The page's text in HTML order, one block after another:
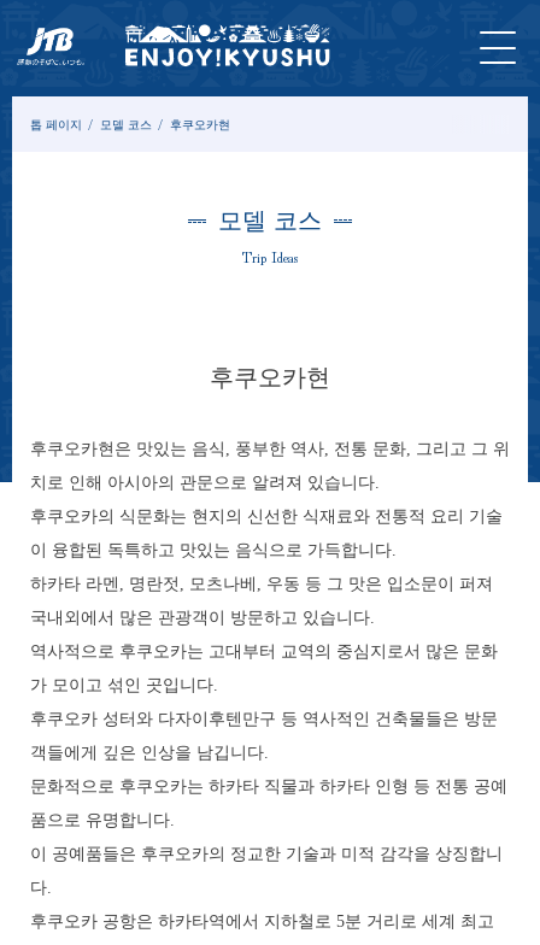
톱 페이지 모델 코스 후쿠오카현
모델 코스
Trip Ideas
후쿠오카현
후쿠오카현은 맛있는 음식, 풍부한 역사, 전통 문화, 그리고 그 위
치로 인해 아시아의 관문으로 알려져 있습니다.
후쿠오카의 식문화는 현지의 신선한 식재료와 전통적 요리 기술
이 융합된 독특하고 맛있는 음식으로 가득합니다.
하카타 라멘, 명란젓, 모츠나베, 우동 등 그 맛은 입소문이 퍼져
국내외에서 많은 관광객이 방문하고 있습니다.
역사적으로 후쿠오카는 고대부터 교역의 중심지로서 많은 문화
가 모이고 섞인 곳입니다.
후쿠오카 성터와 다자이후텐만구 등 역사적인 건축물들은 방문
객들에게 깊은 인상을 남깁니다.
문화적으로 후쿠오카는 하카타 직물과 하카타 인형 등 전통 공예
품으로 유명합니다.
이 공예품들은 후쿠오카의 정교한 기술과 미적 감각을 상징합니
다.
후쿠오카 공항은 하카타역에서 지하철로 5분 거리로 세계 최고
홈 페
이지
최신
정보
투어&
체험
입장
권